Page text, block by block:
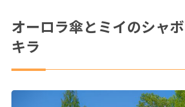
オーロラ傘とミイのシャ
キラ